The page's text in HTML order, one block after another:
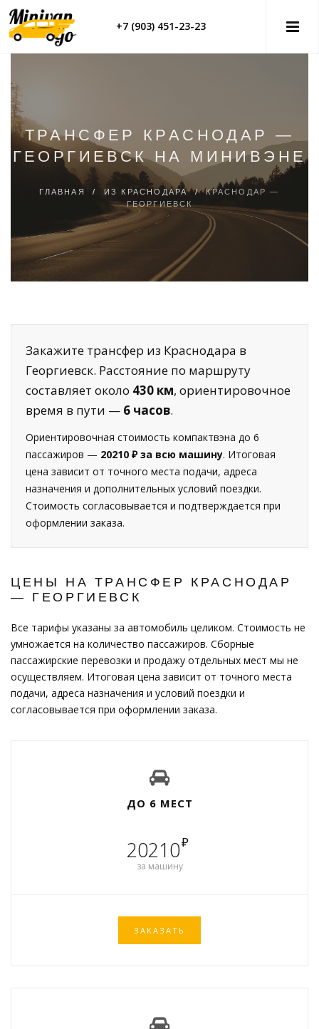
+7 (903) 451-23-23
ТРАНСФЕР КРАСНОДАР —
ГЕОРГИЕВСК НА МИНИВЭНЕ
ГЛАВНАЯ / ИЗ КРАСНОДАРА/КРАСНОДАР —
ГЕОРГИЕВСК
Закажите трансфер из Краснодара в
Георгиевск. Расстояние по маршруту
составляет около 430 км, ориентировочное
время в пути — 6 часов.
Ориентировочная стоимость компактвэна до 6
пассажиров — 20210 ₽ за всю машину. Итоговая
цена зависит от точного места подачи, адреса
назначения и дополнительных условий поездки.
Стоимость согласовывается и подтверждается при
оформлении заказа.
ЦЕНЫ НА ТРАНСФЕР КРАСНОДАР
— ГЕОРГИЕВСК
Все тарифы указаны за автомобиль целиком. Стоимость не
умножается на количество пассажиров. Сборные
пассажирские перевозки и продажу отдельных мест мы не
осуществляем. Итоговая цена зависит от точного места
подачи, адреса назначения и условий поездки и
согласовывается при оформлении заказа.
ДО 6 МЕСТ
20210₽
за машину
ЗАКАЗАТЬ